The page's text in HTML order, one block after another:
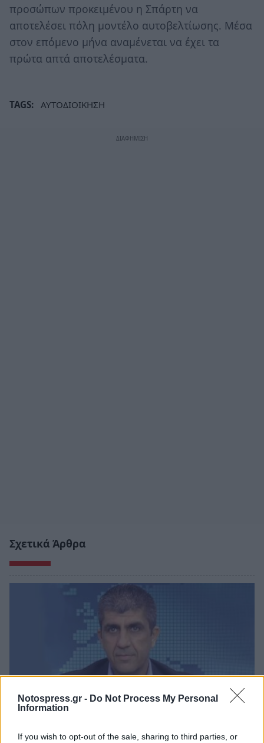
Notospress.gr - Do Not Process My Personal
Information
If you wish to opt-out of the sale, sharing to third parties, or
προσώπων προκειμένου η Σπάρτη να
αποτελέσει πόλη μοντέλο αυτοβελτίωσης. Μέσα
στον επόμενο μήνα αναμένεται να έχει τα
πρώτα απτά αποτελέσματα.
TAGS: ΑΥΤΟΔΙΟΙΚΗΣΗ
Σχετικά Άρθρα